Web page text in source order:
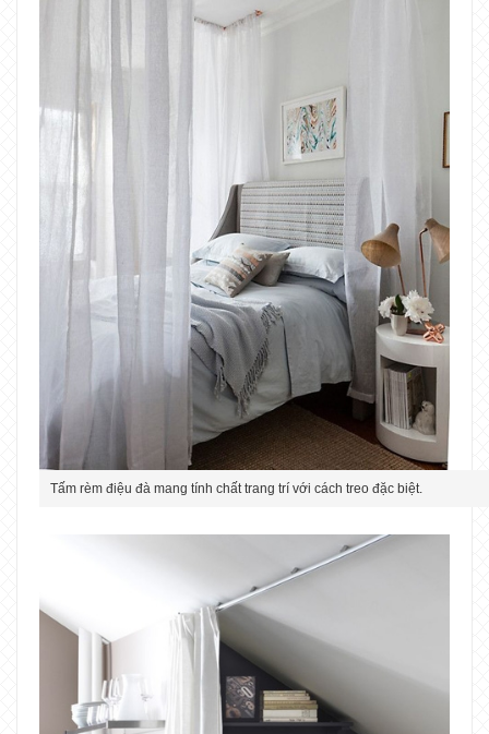
Tấm rèm điệu đà mang tính chất trang trí với cách treo đặc biệt.